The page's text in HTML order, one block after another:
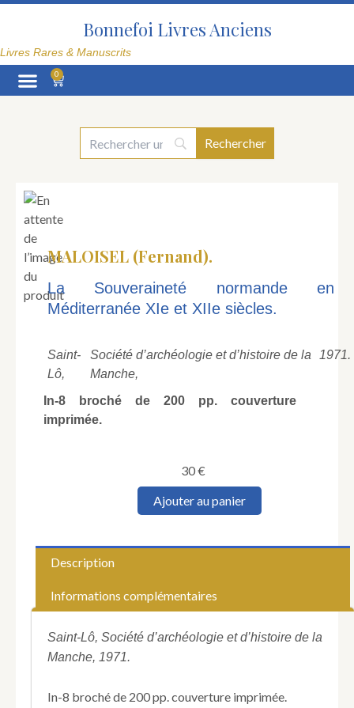
Aller
Bonnefoi Livres Anciens
Livres Rares & Manuscrits
0
Panier
MALOISEL (Fernand).
La Souveraineté normande en
Méditerranée XIe et XIIe siècles.
Saint-
Lô,
Société d’archéologie et d’histoire de la
Manche,
1971.
In-8 broché de 200 pp. couverture
imprimée.
30€
quantité
normande
en
XIe
et
Ajouter au panier
Description
Informations complémentaires
Saint-Lô, Société d’archéologie et d’histoire de la
Manche, 1971.
In-8 broché de 200 pp. couverture imprimée.